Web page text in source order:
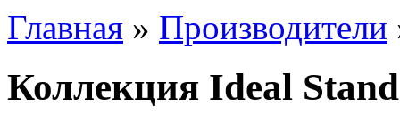
Главная » Производители
Коллекция Ideal